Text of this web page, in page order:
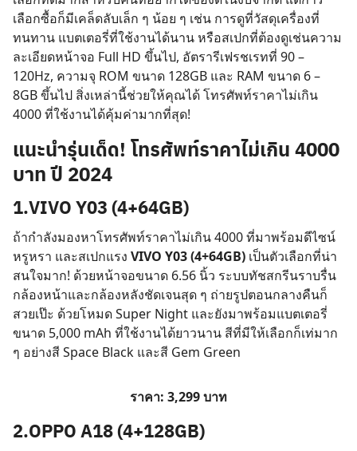
เลือกซื้อก็มีเคล็ดลับเล็ก ๆ น้อย ๆ เช่น การดูที่วัสดุเครื่องที่
ทนทาน แบตเตอรี่ที่ใช้งานได้นาน หรือสเปกที่ต้องดูเช่นความ
ละเอียดหน้าจอ Full HD ขึ้นไป, อัตรารีเฟรชเรทที่ 90 –
120Hz, ความจุ ROM ขนาด 128GB และ RAM ขนาด 6 –
8GB ขึ้นไป สิ่งเหล่านี้ช่วยให้คุณได้ โทรศัพท์ราคาไม่เกิน
4000 ที่ใช้งานได้คุ้มค่ามากที่สุด!
แนะนำรุ่นเด็ด! โทรศัพท์ราคาไม่เกิน 4000
บาท ปี 2024
1.VIVO Y03 (4+64GB)
ถ้ากำลังมองหาโทรศัพท์ราคาไม่เกิน 4000 ที่มาพร้อมดีไซน์
หรูหรา และสเปกแรง VIVO Y03 (4+64GB) เป็นตัวเลือกที่น่า
สนใจมาก! ด้วยหน้าจอขนาด 6.56 นิ้ว ระบบทัชสกรีนราบรื่น
กล้องหน้าและกล้องหลังชัดเจนสุด ๆ ถ่ายรูปตอนกลางคืนก็
สวยเป๊ะ ด้วยโหมด Super Night และยังมาพร้อมแบตเตอรี่
ขนาด 5,000 mAh ที่ใช้งานได้ยาวนาน สีที่มีให้เลือกก็เท่มาก
ๆ อย่างสี Space Black และสี Gem Green
ราคา: 3,299 บาท
2.OPPO A18 (4+128GB)